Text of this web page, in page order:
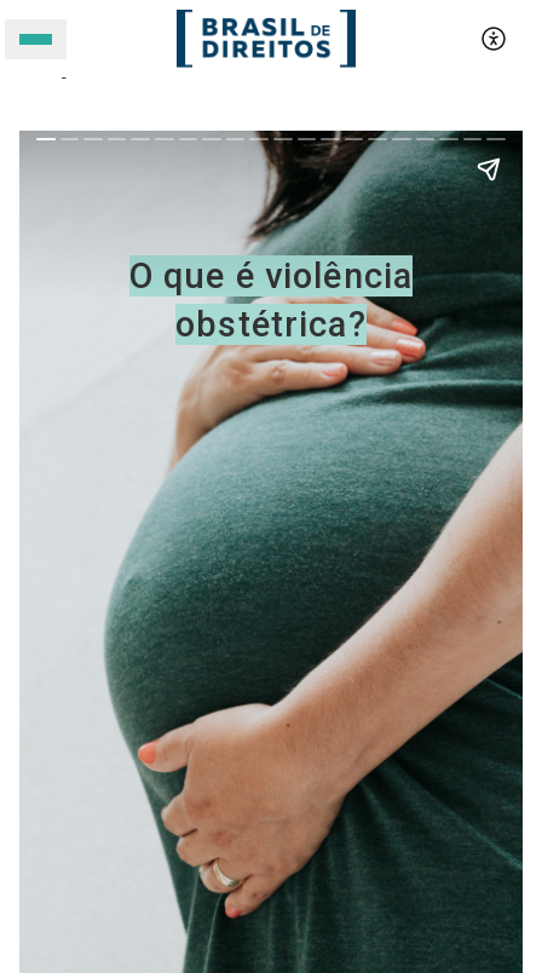
Apoie a Brasil de Direitos
A [BD] conta as histórias de quem defende
direitos humanos no Brasil. Para continuar,
esse trabalho precisa da sua doação!
VEJA COMO APOIAR!
O que é violência obstétrica?